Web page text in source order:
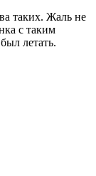
таких. Жаль не
с таким
летать.